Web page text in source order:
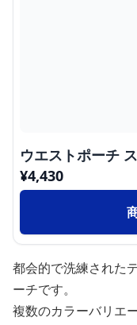
ウエストポーチ
¥4,430
都会的で洗練された
ーチです。
複数のカラーバリエ